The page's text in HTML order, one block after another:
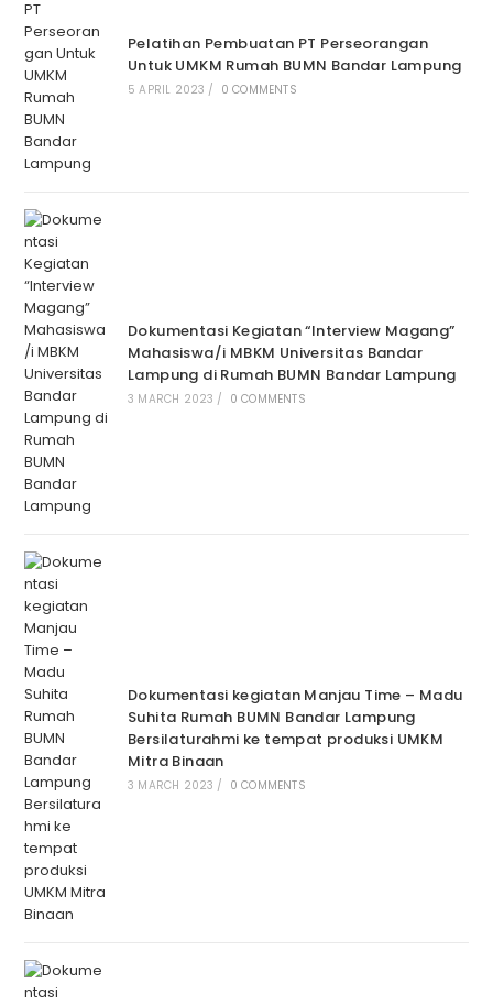
Pelatihan Pembuatan PT Perseorangan
Untuk UMKM Rumah BUMN Bandar Lampung
5 APRIL 2023 / 0 COMMENTS
Dokumentasi Kegiatan “Interview Magang”
Mahasiswa/i MBKM Universitas Bandar
Lampung di Rumah BUMN Bandar Lampung
3 MARCH 2023 / 0 COMMENTS
Dokumentasi kegiatan Manjau Time – Madu
Suhita Rumah BUMN Bandar Lampung
Bersilaturahmi ke tempat produksi UMKM
Mitra Binaan
3 MARCH 2023 / 0 COMMENTS